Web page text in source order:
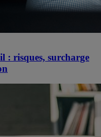
: risques, surcharge